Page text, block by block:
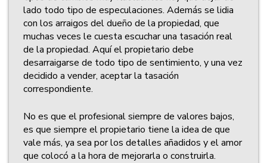
lado todo tipo de especulaciones. Además se lidia
con los arraigos del dueño de la propiedad, que
muchas veces le cuesta escuchar una tasación real
de la propiedad. Aquí el propietario debe
desarraigarse de todo tipo de sentimiento, y una vez
decidido a vender, aceptar la tasación
correspondiente.
No es que el profesional siempre de valores bajos,
es que siempre el propietario tiene la idea de que
vale más, ya sea por los detalles añadidos y el amor
que colocó a la hora de mejorarla o construirla.